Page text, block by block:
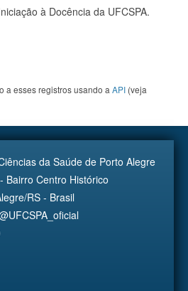
à Docência da UFCSPA.
a esses registros usando a API (veja
da Saúde de Porto Alegre
Bairro Centro Histórico
RS - Brasil